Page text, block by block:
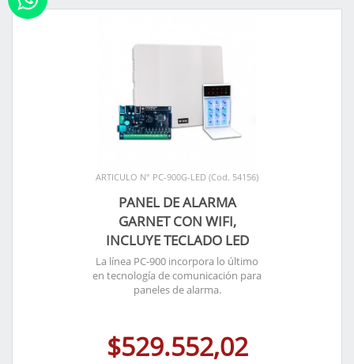
ARTICULO N° PC-900G-LED (Cod. 54156)
PANEL DE ALARMA
GARNET CON WIFI,
INCLUYE TECLADO LED
La línea PC-900 incorpora lo último
en tecnología de comunicación para
paneles de alarma.
$529.552,02